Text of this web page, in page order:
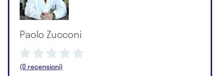
Paolo Zucconi
(0 recensioni)